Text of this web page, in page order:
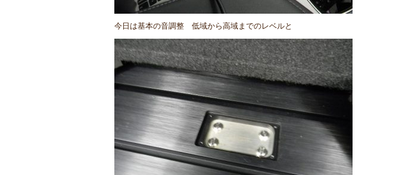
今日は基本の音調整 低域から高域までのレベルと